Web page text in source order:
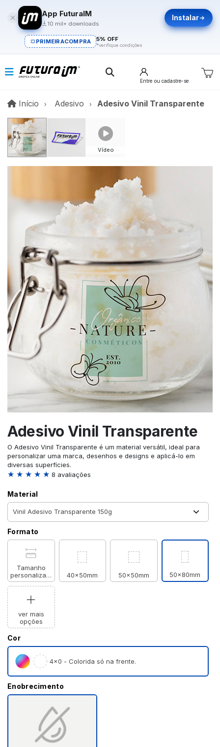
App FuturaIM
10 mil+ downloads
Instalar
PRIMEIRACOMPRA 5% OFF
*verifique condições
Entre ou cadastre-se
Início InícioAdesivo Adesivo Vinil Transparente
Vídeo
Adesivo Vinil Transparente
O Adesivo Vinil Transparente é um material versátil, ideal para
personalizar uma marca, desenhos e designs e aplicá-lo em
diversas superfícies.
★ ★ ★ ★ ★ 8 avaliações
Material
Formato
Tamanho
personalizado
40x50mm 50x50mm 50x80mm
ver mais
opções
Cor
4×0 - Colorida só na frente.
Enobrecimento